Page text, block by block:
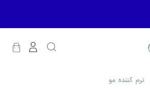
نرم کننده مو